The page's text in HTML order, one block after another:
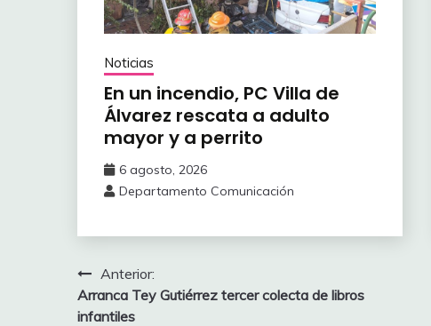
Noticias
En un incendio, PC Villa de
Álvarez ‎rescata a adulto
mayor y a perrito
6 agosto, 2026
Departamento Comunicación
Navegación
de
Anterior:
Arranca Tey Gutiérrez tercer ‎colecta de libros
infantiles